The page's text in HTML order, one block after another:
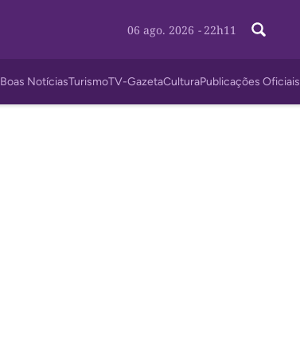
06 ago. 2026 - 22h11
Boas NotíciasTurismoTV-GazetaCulturaPublicações Oficiais